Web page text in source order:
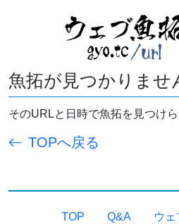
魚拓が見つかりませ
そのURLと日時で魚拓を見つけら
TOPへ戻る
TOP Q&A ウ